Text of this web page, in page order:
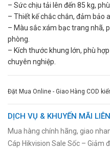
– Sức chịu tải lên đến 85 kg,
– Thiết kế chắc chắn, đảm bảo
– Màu sắc xám bạc trang nhã,
phòng.
– Kích thước khung lớn, phù
chuyên nghiệp.
Đặt Mua Online - Giao Hàng COD
DỊCH VỤ & KHUYẾN MÃI
Mua hàng chính hãng, giao
Cáp Hikvision Sale Sốc – Giảm